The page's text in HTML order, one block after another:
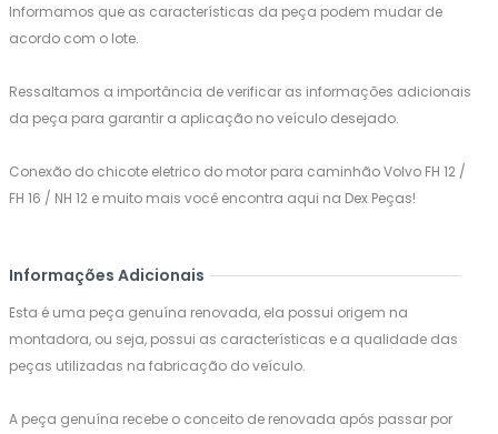
Informamos que as características da peça podem mudar de
acordo com o lote.
Ressaltamos a importância de verificar as informações adicionais
da peça para garantir a aplicação no veículo desejado.
Conexão do chicote eletrico do motor para caminhão Volvo FH 12 /
FH 16 / NH 12 e muito mais você encontra aqui na Dex Peças!
Informações Adicionais
Esta é uma peça genuína renovada, ela possui origem na
montadora, ou seja, possui as características e a qualidade das
peças utilizadas na fabricação do veículo.
A peça genuína recebe o conceito de renovada após passar por